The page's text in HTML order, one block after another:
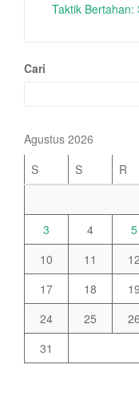
Taktik
Cari
Agustus 2026
S
S R
3
4 5
10
11 12
17
18 19
24
25 26
31